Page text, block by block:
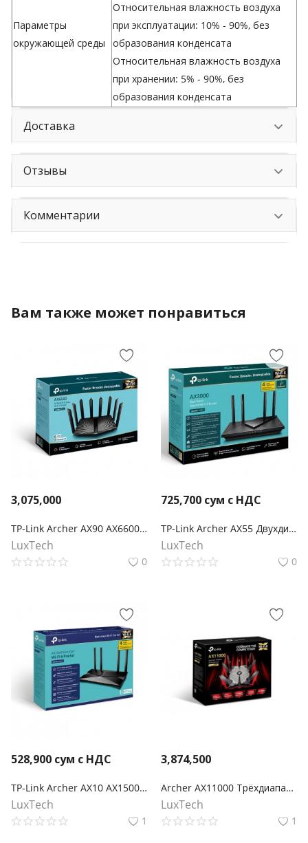
Параметры
окружающей среды
Относительная влажность воздуха
при эксплуатации: 10% - 90%, без
образования конденсата
Относительная влажность воздуха
при хранении: 5% - 90%, без
образования конденсата
Доставка
Отзывы
Комментарии
Вам также может понравиться
3,075,000
TP-Link Archer AX90 AX6600 Трёхдиапазонный гигабитный Wi‑Fi 6 роутер
LuxTech
0
725,700 сум с НДС
TP-Link Archer AX55 Двухдиапазонный гигабитный роутер Wi‑Fi AX3000 с поддержкой Mesh
LuxTech
0
528,900 сум с НДС
TP-Link Archer AX10 AX1500 Wi‑Fi 6 роутер
LuxTech
1
3,874,500
Archer AX11000 Трёхдиапазонный игровой Wi‑Fi 6 роутер
LuxTech
1